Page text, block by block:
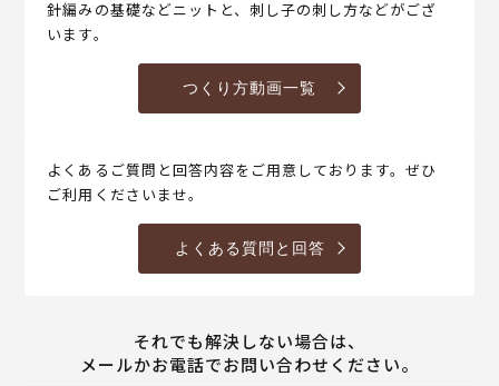
針編みの基礎などニットと、刺し子の刺し方などがござ
います。
つくり方動画一覧
よくあるご質問と回答内容をご用意しております。ぜひ
ご利用くださいませ。
よくある質問と回答
それでも解決しない場合は、
メールかお電話でお問い合わせください。